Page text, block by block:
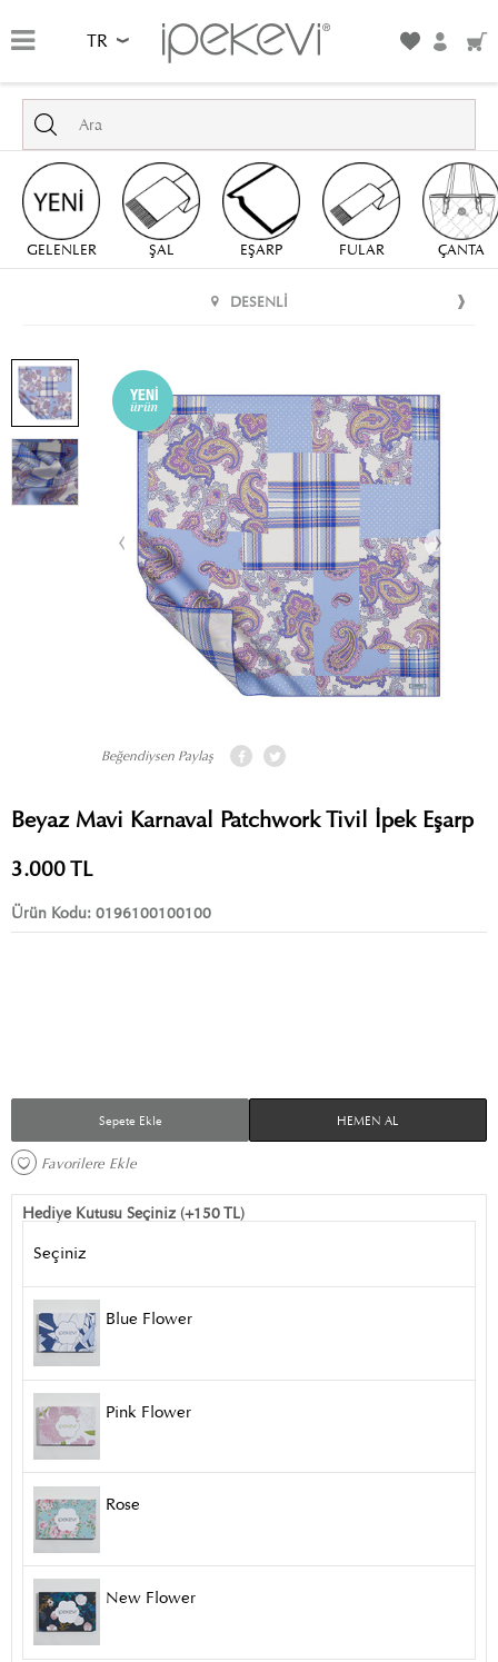
TR
GELENLER ŞAL EŞARP FULAR ÇANTA
DESENLI
Beğendiysen Paylaş
Beyaz Mavi Karnaval Patchwork Tivil İpek Eşarp
3.000TL
Ürün Kodu: 0196100100100
Sepete Ekle HEMEN AL
Favorilere Ekle
Hediye Kutusu Seçiniz (+150 TL)
Seçiniz
Blue Flower
Pink Flower
Rose
New Flower